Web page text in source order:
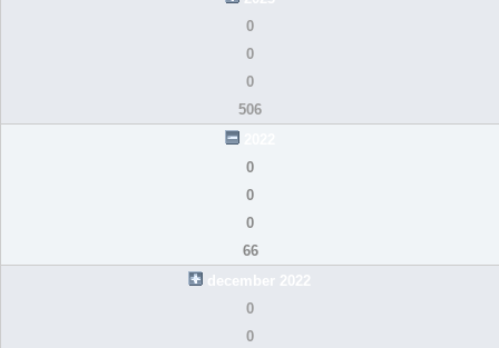
0
0
0
506
0
0
0
66
december 2022
0
0